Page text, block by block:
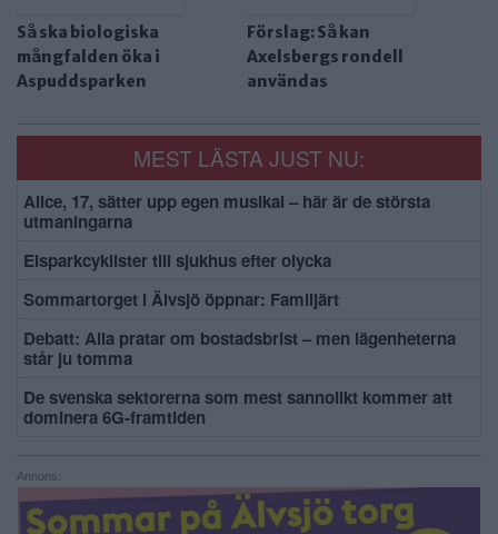
Så ska biologiska
mångfalden öka i
Aspuddsparken
Förslag: Så kan
Axelsbergs rondell
användas
MEST LÄSTA JUST NU:
Alice, 17, sätter upp egen musikal – här är de största
utmaningarna
Elsparkcyklister till sjukhus efter olycka
Sommartorget i Älvsjö öppnar: Familjärt
Debatt: Alla pratar om bostadsbrist – men lägenheterna
står ju tomma
De svenska sektorerna som mest sannolikt kommer att
dominera 6G-framtiden
Annons: